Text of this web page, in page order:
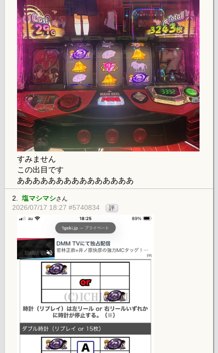
すみません
この出目です
あああああああああああああああ
2. 塩マシマシさん
2026/07/17 18:27 #5740834 評